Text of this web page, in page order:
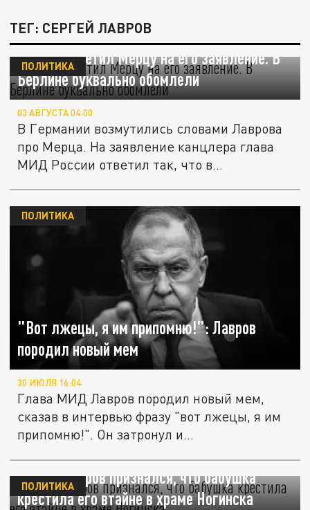
ТЕГ: СЕРГЕЙ ЛАВРОВ
Лавров ответил Мерцу на его заявление. В
Берлине буквально обомлели
ПОЛИТИКА
03 АВГУСТА 04:00
В Германии возмутились словами Лаврова
про Мерца. На заявление канцлера глава
МИД России ответил так, что в...
"Вот лжецы, я им припомню!": Лавров
породил новый мем
ПОЛИТИКА
30 ИЮЛЯ 16:04
Глава МИД Лавров породил новый мем,
сказав в интервью фразу "вот лжецы, я им
припомню!". Он затронул и...
Сергей Лавров признался, что бабушка
крестила его втайне в храме Ногинска
ПОЛИТИКА